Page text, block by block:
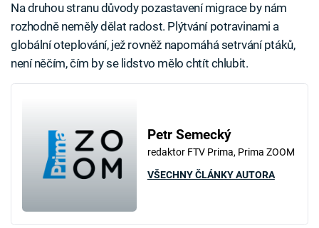
Na druhou stranu důvody pozastavení migrace by nám
rozhodně neměly dělat radost. Plýtvání potravinami a
globální oteplování, jež rovněž napomáhá setrvání ptáků,
není něčím, čím by se lidstvo mělo chtít chlubit.
Petr Semecký
redaktor FTV Prima, Prima ZOOM
VŠECHNY ČLÁNKY AUTORA